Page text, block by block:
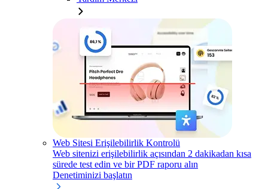
Web Sitesi Erişilebilirlik Kontrolü
Web sitenizi erişilebilirlik açısından 2 dakikadan kısa
sürede test edin ve bir PDF raporu alın
Denetiminizi başlatın